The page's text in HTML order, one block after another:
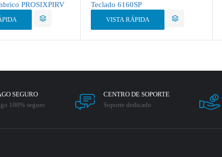
PROSIXPIRV Teclado 6160SP
VISTA RÁPIDA
SEGURO
100% seguro
CENTRO DE SOPORTE
Soporte dedicado